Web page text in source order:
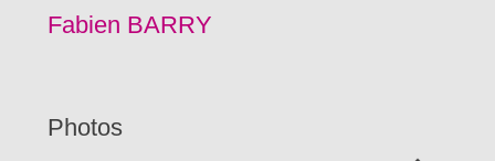
Fabien BARRY
Photos